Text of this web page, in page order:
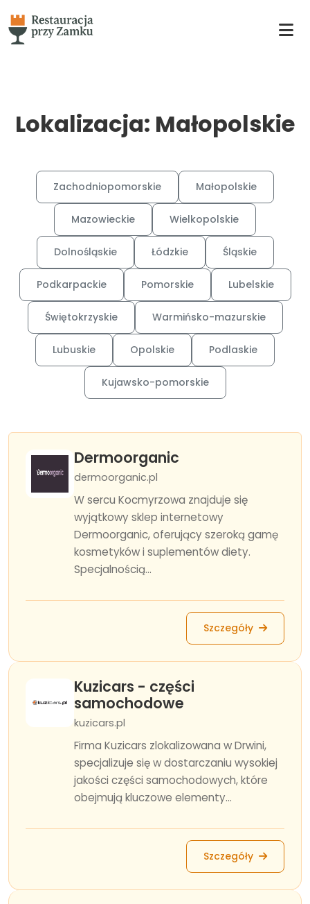
Lokalizacja: Małopolskie
Zachodniopomorskie Małopolskie
Mazowieckie Wielkopolskie
Dolnośląskie Łódzkie Śląskie
Podkarpackie Pomorskie Lubelskie
Świętokrzyskie Warmińsko-mazurskie
Lubuskie Opolskie Podlaskie
Kujawsko-pomorskie
Dermoorganic
dermoorganic.pl
W sercu Kocmyrzowa znajduje się
wyjątkowy sklep internetowy
Dermoorganic, oferujący szeroką gamę
kosmetyków i suplementów diety.
Specjalnością...
Szczegóły
Kuzicars - części
samochodowe
kuzicars.pl
Firma Kuzicars zlokalizowana w Drwini,
specjalizuje się w dostarczaniu wysokiej
jakości części samochodowych, które
obejmują kluczowe elementy...
Szczegóły